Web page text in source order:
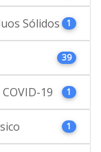
Sólidos 1
39
19 1
1